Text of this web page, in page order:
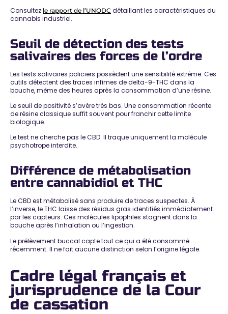
Consultez le rapport de l’UNODC détaillant les caractéristiques du
cannabis industriel.
Seuil de détection des tests
salivaires des forces de l’ordre
Les tests salivaires policiers possèdent unesensibilité extrême. Ces
outils détectent des traces infimes de delta-9-THC dans la
bouche, même des heures après la consommation d’une résine.
Leseuil de positivité s’avère très bas. Une consommation récente
de résine classique suffit souvent pour franchir cette limite
biologique.
Le test ne cherche pas le CBD. Il traque uniquement la molécule
psychotrope interdite.
Différence de métabolisation
entre cannabidiol et THC
Le CBD est métabolisé sans produire de traces suspectes. À
l’inverse,le THC laisse des résidus gras identifiés immédiatement
par les capteurs. Ces molécules lipophiles stagnent dans la
bouche après l’inhalation ou l’ingestion.
Le prélèvement buccal capte tout ce qui a été consommé
récemment. Il ne fait aucune distinction selon l’origine légale.
Cadre légal français et
jurisprudence de la Cour
de cassation